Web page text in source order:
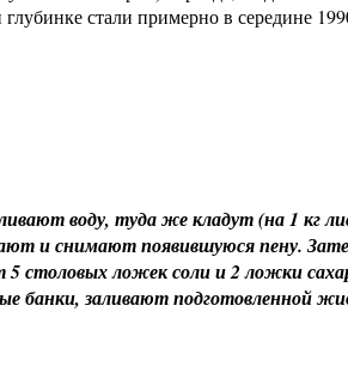
стали примерно в середине
воду, туда же кладут (на 1 кг
и снимают появившуюся пену.
столовых ложек соли и 2 ложки
банки, заливают подготовленной